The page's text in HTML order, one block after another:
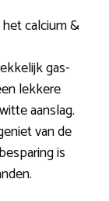
calcium &
gas-
lekkere
aanslag.
van de
is